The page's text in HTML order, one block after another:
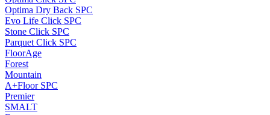
Optima Dry Back SPC
Evo Life Click SPC
Stone Click SPC
Parquet Click SPC
FloorAge
Forest
Mountain
A+Floor SPC
Premier
SMALT